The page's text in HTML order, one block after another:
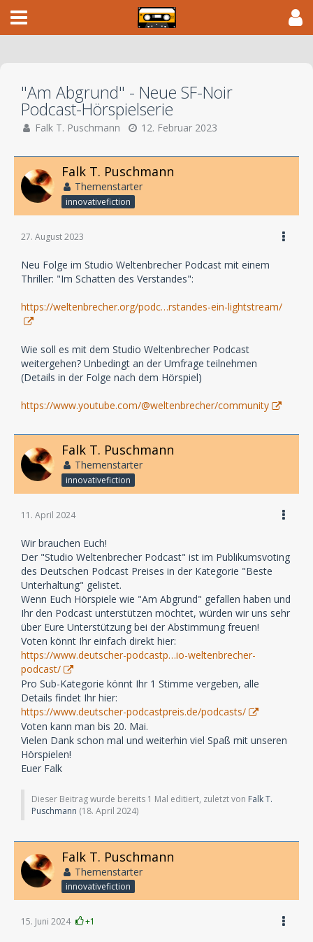
"Am Abgrund" - Neue SF-Noir
Podcast-Hörspielserie
Falk T. Puschmann 12. Februar 2023
Falk T. Puschmann
Themenstarter
innovativefiction
27. August 2023
Neu Folge im Studio Weltenbrecher Podcast mit einem
Thriller: "Im Schatten des Verstandes":
https://weltenbrecher.org/podc…rstandes-ein-lightstream/
Wie soll es mit dem Studio Weltenbrecher Podcast
weitergehen? Unbedingt an der Umfrage teilnehmen
(Details in der Folge nach dem Hörspiel)
https://www.youtube.com/@weltenbrecher/community
Falk T. Puschmann
Themenstarter
innovativefiction
11. April 2024
Wir brauchen Euch!
Der "Studio Weltenbrecher Podcast" ist im Publikumsvoting
des Deutschen Podcast Preises in der Kategorie "Beste
Unterhaltung" gelistet.
Wenn Euch Hörspiele wie "Am Abgrund" gefallen haben und
Ihr den Podcast unterstützen möchtet, würden wir uns sehr
über Eure Unterstützung bei der Abstimmung freuen!
Voten könnt Ihr einfach direkt hier:
https://www.deutscher-podcastp…io-weltenbrecher-
podcast/
Pro Sub-Kategorie könnt Ihr 1 Stimme vergeben, alle
Details findet Ihr hier:
https://www.deutscher-podcastpreis.de/podcasts/
Voten kann man bis 20. Mai.
Vielen Dank schon mal und weiterhin viel Spaß mit unseren
Hörspielen!
Euer Falk
Dieser Beitrag wurde bereits 1 Mal editiert, zuletzt von Falk T.
Puschmann (18. April 2024)
Falk T. Puschmann
Themenstarter
innovativefiction
15. Juni 2024 +1